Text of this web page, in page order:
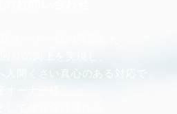
人間くさい真心のある対応で、
して仲介会社様から